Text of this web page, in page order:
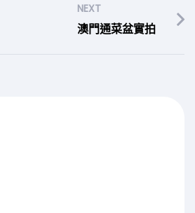
NEXT
澳門通菜盆實拍